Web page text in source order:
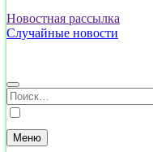
Новостная рассылка
Случайные новости
Найти:
Меню